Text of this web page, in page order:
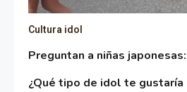
Cultura idol
Preguntan a niñas
¿Qué tipo de idol te gustaría